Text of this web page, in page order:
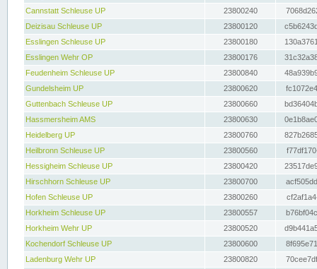
Cannstatt Schleuse UP
23800240
Deizisau Schleuse UP
23800120
Esslingen Schleuse UP
23800180
Esslingen Wehr OP
23800176
Feudenheim Schleuse UP
23800840
Gundelsheim UP
23800620
Guttenbach Schleuse UP
23800660
Hassmersheim AMS
23800630
Heidelberg UP
23800760
Heilbronn Schleuse UP
23800560
Hessigheim Schleuse UP
23800420
Hirschhorn Schleuse UP
23800700
Hofen Schleuse UP
23800260
Horkheim Schleuse UP
23800557
Horkheim Wehr UP
23800520
Kochendorf Schleuse UP
23800600
Ladenburg Wehr UP
23800820